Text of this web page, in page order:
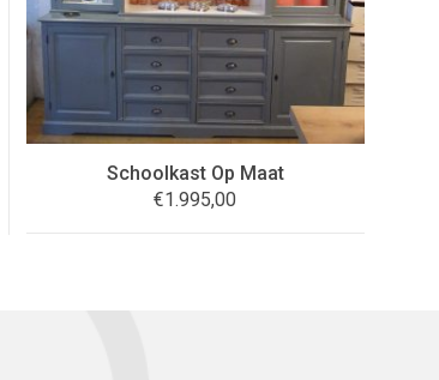
Schoolkast Op Maat
€1.995,00